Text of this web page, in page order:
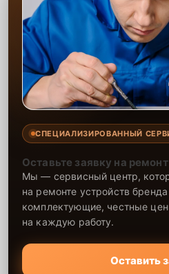
СПЕЦИАЛИЗИРОВАННЫЙ
Оставьте заявку на
Мы — сервисный центр,
на ремонте устройств
комплектующие, честные
на каждую работу.
Оставить